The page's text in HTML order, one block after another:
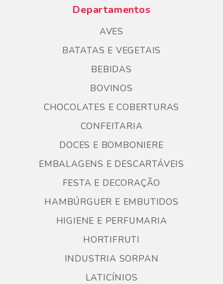
Departamentos
AVES
BATATAS E VEGETAIS
BEBIDAS
BOVINOS
CHOCOLATES E COBERTURAS
CONFEITARIA
DOCES E BOMBONIERE
EMBALAGENS E DESCARTÁVEIS
FESTA E DECORAÇÃO
HAMBÚRGUER E EMBUTIDOS
HIGIENE E PERFUMARIA
HORTIFRUTI
INDUSTRIA SORPAN
LATICÍNIOS